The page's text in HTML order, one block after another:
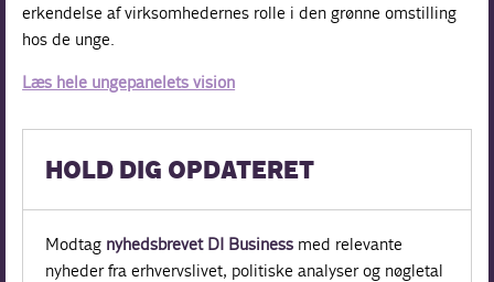
erkendelse af virksomhedernes rolle i den grønne omstilling
hos de unge.
Læs hele ungepanelets vision
HOLD DIG OPDATERET
Modtag nyhedsbrevet DI Business med relevante
nyheder fra erhvervslivet, politiske analyser og nøgletal